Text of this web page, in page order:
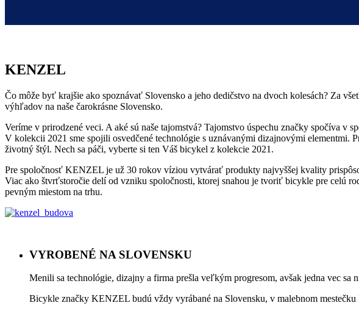
KENZEL
Čo môže byť krajšie ako spoznávať Slovensko a jeho dedičstvo na dvoch kolesách? Za
výhľadov na naše čarokrásne Slovensko.
Veríme v prirodzené veci. A aké sú naše tajomstvá? Tajomstvo úspechu značky spočíva v
V kolekcii 2021 sme spojili osvedčené technológie s uznávanými dizajnovými elementmi.
životný štýl. Nech sa páči, vyberte si ten Váš bicykel z kolekcie 2021.
Pre spoločnosť KENZEL je už 30 rokov víziou vytvárať produkty najvyššej kvality
Viac ako štvrťstoročie delí od vzniku spoločnosti, ktorej snahou je tvoriť bicykle pre celú
pevným miestom na trhu.
VYROBENÉ NA SLOVENSKU
Menili sa technológie, dizajny a firma prešla veľkým progresom, avšak jedna vec sa
Bicykle značky KENZEL budú vždy vyrábané na Slovensku, v malebnom mestečku